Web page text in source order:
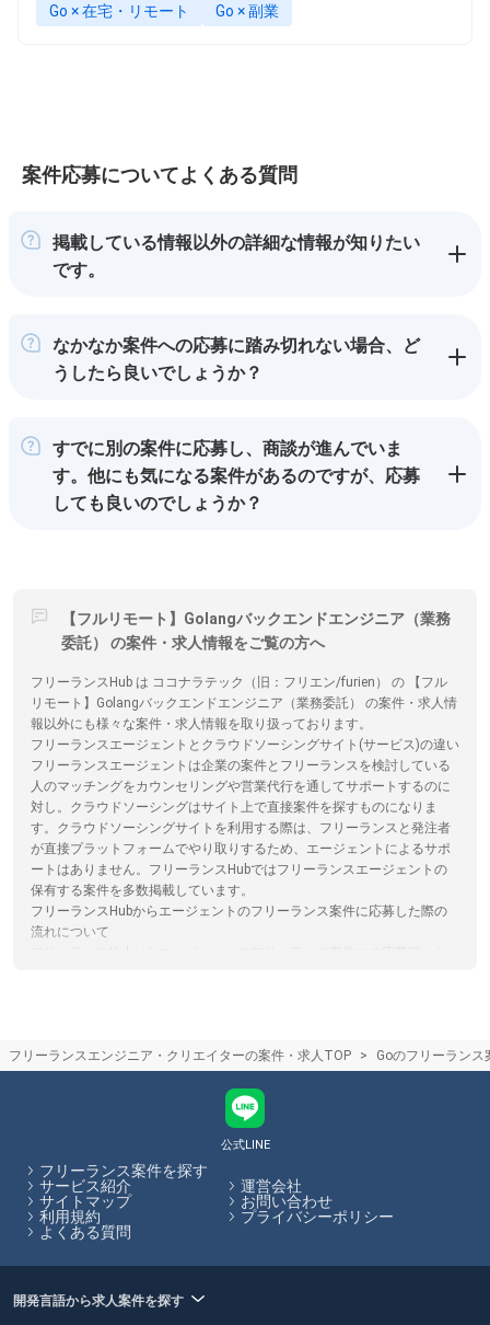
Go × 在宅・リモート Go × 副業
案件応募についてよくある質問
掲載している情報以外の詳細な情報が知りたい
です。
なかなか案件への応募に踏み切れない場合、ど
うしたら良いでしょうか？
すでに別の案件に応募し、商談が進んでいま
す。他にも気になる案件があるのですが、応募
しても良いのでしょうか？
【フルリモート】Golangバックエンドエンジニア（業務
委託） の案件・求人情報をご覧の方へ
フリーランスHub は ココナラテック（旧：フリエン/furien） の 【フル
リモート】Golangバックエンドエンジニア（業務委託） の案件・求人情
報以外にも様々な案件・求人情報を取り扱っております。
フリーランスエージェントとクラウドソーシングサイト(サービス)の違い
フリーランスエージェントは企業の案件とフリーランスを検討している
人のマッチングをカウンセリングや営業代行を通してサポートするのに
対し。クラウドソーシングはサイト上で直接案件を探すものになりま
す。クラウドソーシングサイトを利用する際は、フリーランスと発注者
が直接プラットフォームでやり取りするため、エージェントによるサポ
ートはありません。フリーランスHubではフリーランスエージェントの
保有する案件を多数掲載しています。
フリーランスHubからエージェントのフリーランス案件に応募した際の
流れについて
フリーランスHubで効率的な情報収集ができる仕組みについて
エージェント様の案件を掲載しています。これらの案件・求人を一括検
索、比較検討できるため探し漏れが少ない案件探しができます。また、
フリーランスHub内から全ての案件に応募が可能ですので、複数のサイ
トに登録する必要がなく、忙しいフリーランスエンジニア/クリエイター
の手間を省きます。
フリーランスHubはお客様のフリーランス案件探しを最大限サポートし
ていきます。
フリーランスエンジニア・クリエイターの案件・求人TOP Goのフリーランス
公式LINE
フリーランス案件を探す
サービス紹介
運営会社
サイトマップ
お問い合わせ
利用規約
プライバシーポリシー
よくある質問
開発言語から求人案件を探す